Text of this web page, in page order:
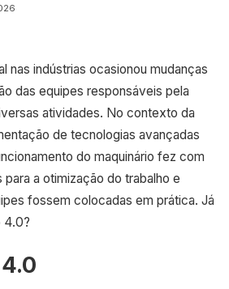
nas indústrias ocasionou mudanças
das equipes responsáveis pela
atividades. No contexto da
de tecnologias avançadas
do maquinário fez com
a otimização do trabalho e
fossem colocadas em prática. Já
4.0?